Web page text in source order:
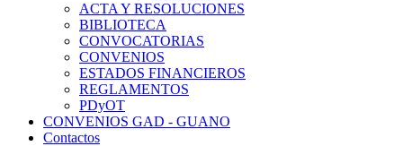
ACTA Y RESOLUCIONES
BIBLIOTECA
CONVOCATORIAS
CONVENIOS
ESTADOS FINANCIEROS
REGLAMENTOS
PDyOT
CONVENIOS GAD - GUANO
Contactos